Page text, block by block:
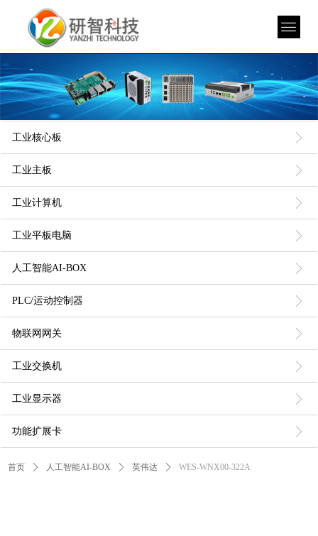
首页 ꄲ 人工智能AI-BOX ꄲ 英伟达 ꄲ WES-WNX00-322A
工业核心板 ꁕ
工业主板 ꁕ
工业计算机 ꁕ
工业平板电脑 ꁕ
人工智能AI-BOX ꁕ
PLC/运动控制器 ꁕ
物联网网关 ꁕ
工业交换机 ꁕ
工业显示器 ꁕ
功能扩展卡 ꁕ